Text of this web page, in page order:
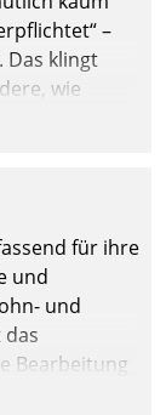
–
Das klingt
wie
für ihre
und
und
Bearbeitung